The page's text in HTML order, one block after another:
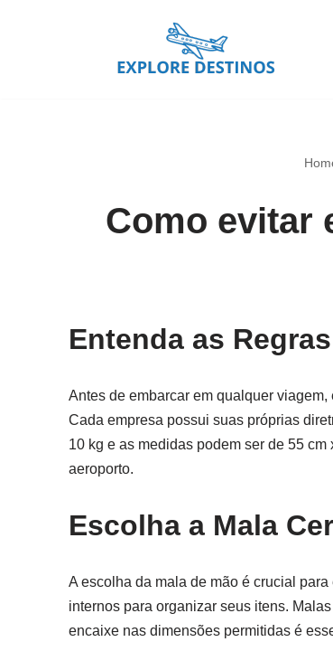
Como evitar
Entenda as
Antes de embarcar em qualquer
Cada empresa possui suas próprias
10 kg e as medidas podem ser de 55
aeroporto.
Escolha a Mala
A escolha da mala de mão é crucial
internos para organizar seus itens.
encaixe nas dimensões permitidas é